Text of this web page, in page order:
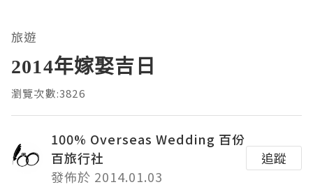
旅遊
2014年嫁娶吉日
瀏覽次數:3826
100% Overseas Wedding 百份
百旅行社
發佈於 2014.01.03
追蹤